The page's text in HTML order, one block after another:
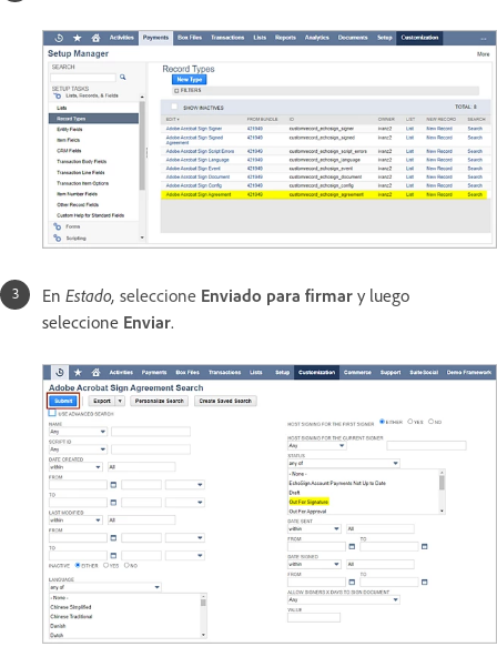
En Estado, seleccione Enviado para firmar y luego
seleccione Enviar.